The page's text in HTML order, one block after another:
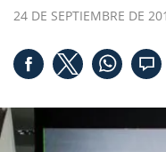
24 DE SEPTIEMBRE DE